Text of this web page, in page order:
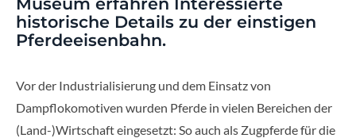
historische Details zu der einstigen
Pferdeeisenbahn.
Vor der Industrialisierung und dem Einsatz von
Dampflokomotiven wurden Pferde in vielen Bereichen der
(Land-)Wirtschaft eingesetzt: So auch als Zugpferde für die